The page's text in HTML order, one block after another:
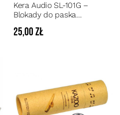
Kera Audio SL-101G –
Blokady do paska
gitar elektrycznych,
25,00 zł